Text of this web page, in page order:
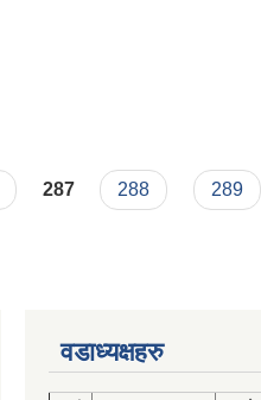
287 288 289
वडाध्यक्षहरु